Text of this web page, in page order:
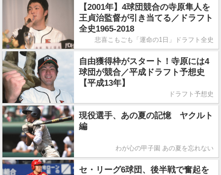
【2001年】4球団競合の寺原隼人を
王貞治監督が引き当てる／ドラフト
全史1965-2018
悲喜こもごも「運命の1日」ドラフト全史
自由獲得枠がスタート！寺原には4
球団が競合／平成ドラフト予想史
【平成13年】
ドラフト予想史
現役選手、あの夏の記憶 ヤクルト
編
わが心の甲子園 あの夏を忘れない
セ・リーグ6球団、後半戦で奮起を